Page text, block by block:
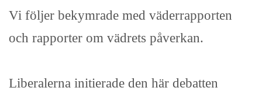
Vi följer bekymrade med väderrapporten
och rapporter om vädrets påverkan.
Liberalerna initierade den här debatten